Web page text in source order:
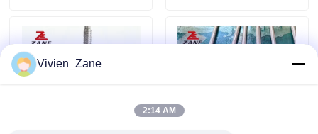
모든 케이스
견적 요청
Vivien_Zane
2:14 AM